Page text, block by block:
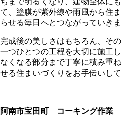
て、塗膜が紫外線や雨風から住
らせる毎日へとつながっていきま
完成後の美しさはもちろん、そ
一つひとつの工程を大切に施工
なくなる部分まで丁寧に積み重
せる住まいづくりをお手伝いし
阿南市宝田町 コーキング作業